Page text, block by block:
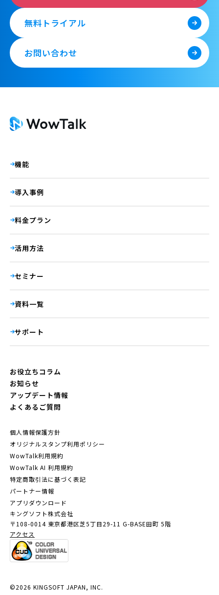
無料トライアル
お問い合わせ
機能
導入事例
料金プラン
活用方法
セミナー
資料一覧
サポート
お役立ちコラム
お知らせ
アップデート情報
よくあるご質問
個人情報保護方針
オリジナルスタンプ利用ポリシー
WowTalk利用規約
WowTalk AI 利用規約
特定商取引法に基づく表記
パートナー情報
アプリダウンロード
キングソフト株式会社
〒108-0014 東京都港区芝5丁目29-11 G-BASE田町 5階
アクセス
©2026 KINGSOFT JAPAN, INC.